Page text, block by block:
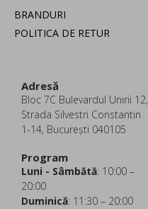
BRANDURI
POLITICA DE RETUR
Adresă
Bloc 7C Bulevardul Unirii 12,
Strada Silvestri Constantin
1-14, București 040105
Program
Luni - Sâmbătă: 10:00 –
20:00
Duminică: 11:30 – 20:00